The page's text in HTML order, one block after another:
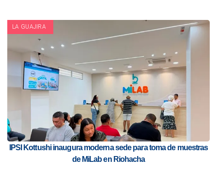
LA GUAJIRA
IPSI Kottushi inaugura moderna sede para toma de muestras
de MiLab en Riohacha